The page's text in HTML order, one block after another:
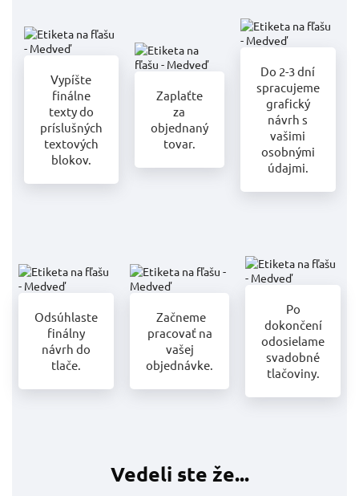
Vypíšte
finálne
texty do
príslušných
textových
blokov.
Zaplaťte
za
objednaný
tovar.
Do 2-3 dní
spracujeme
grafický
návrh s
vašimi
osobnými
údajmi.
Odsúhlaste
finálny
návrh do
tlače.
Začneme
pracovať na
vašej
objednávke.
Po
dokončení
odosielame
svadobné
tlačoviny.
Vedeli ste že...